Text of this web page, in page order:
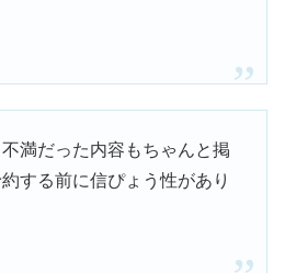
満だった内容もちゃんと掲
する前に信ぴょう性があり